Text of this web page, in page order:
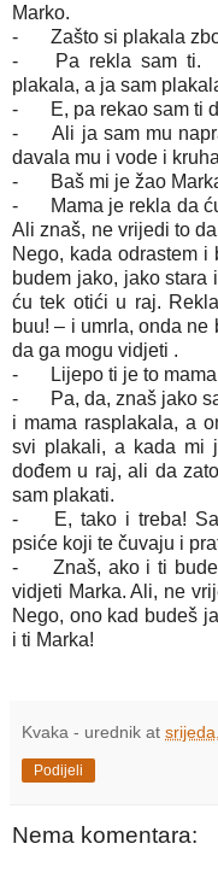
Marko.
-
Zašto si plakala
-
Pa rekla sam ti.
plakala, a ja sam
-
E, pa rekao sam ti
-
Ali ja sam mu
davala mu i vode i
-
Baš mi je žao
-
Mama je rekla da
Ali znaš, ne vrijedi to
Nego, kada odrastem
budem jako, jako
ću tek otići u raj.
buu! – i umrla, onda
da ga mogu vidjeti .
-
Lijepo ti je to
-
Pa, da, znaš jako
i mama rasplakala, a
svi plakali, a kada mi
dođem u raj, ali da
sam plakati.
-
E, tako i treba!
psiće koji te čuvaju i
-
Znaš, ako i ti
vidjeti Marka. Ali, ne
Nego, ono kad budeš
i ti Marka!
Kvaka - urednik at
Podijeli
Nema komentara: